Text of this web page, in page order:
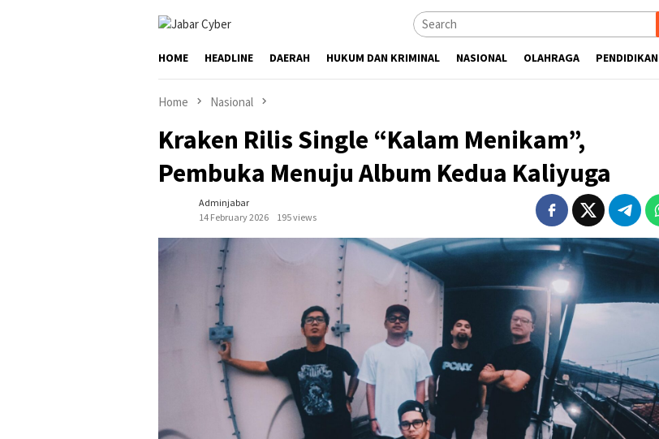
HOME HEADLINE DAERAH HUKUM DAN KRIMINAL NASIONAL OLAHRAGA PENDIDIKAN
Home Nasional
Kraken Rilis Single “Kalam Menikam”,
Pembuka Menuju Album Kedua Kaliyuga
Adminjabar
14 February 2026
195 views